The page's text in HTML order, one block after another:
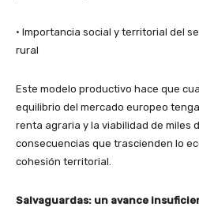
• Importancia social y territorial del
rural
Este modelo productivo hace que
equilibrio del mercado europeo
renta agraria y la viabilidad de miles
consecuencias que trascienden lo
cohesión territorial.
Salvaguardas: un avance